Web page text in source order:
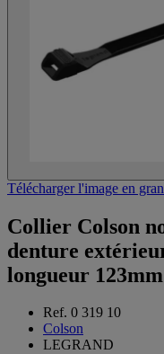
Télécharger l'image en
Collier Colson
denture
longueur 123mm
Ref. 0 319 10
Colson
LEGRAND